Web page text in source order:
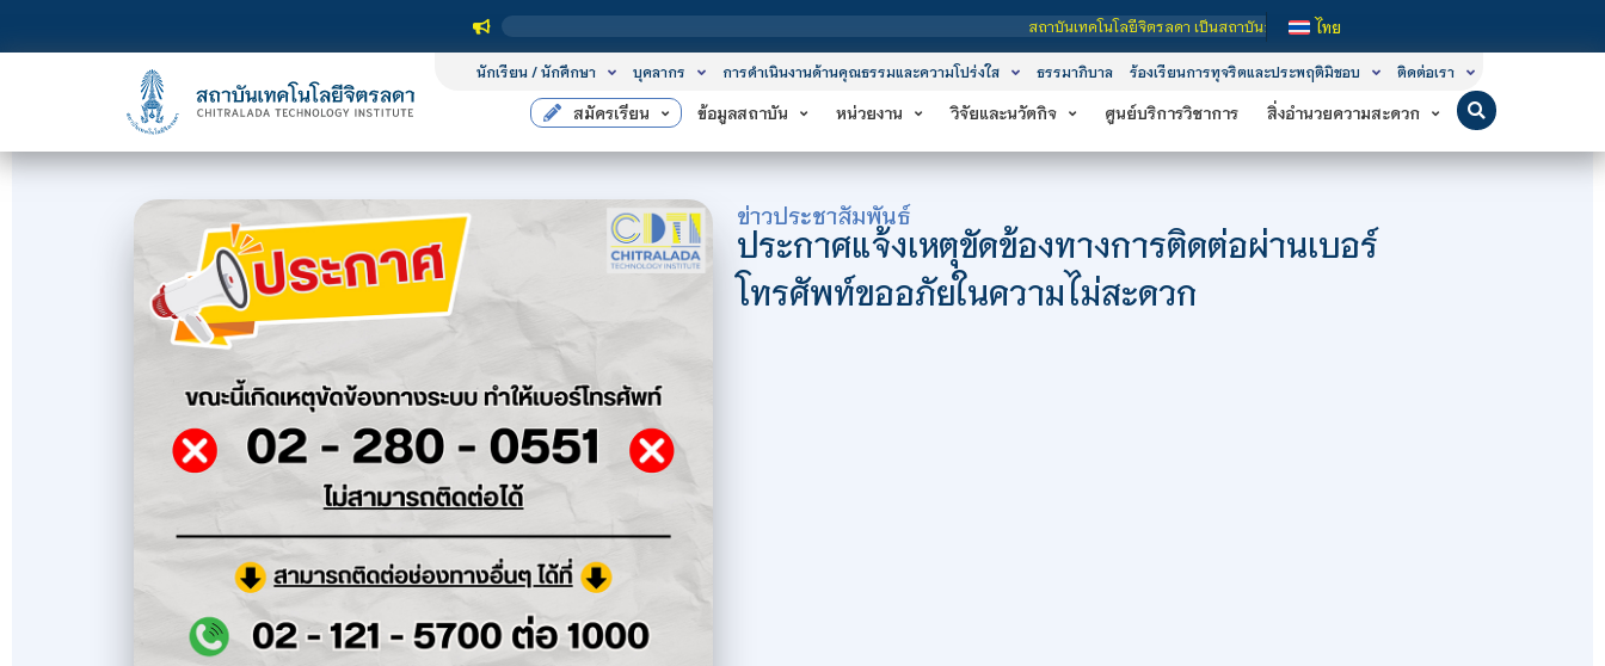
สถาบันเทคโนโลยีจิตรลดา เป็นสถาบันอุดมศึกษาในกำกับของรัฐ เปิดหลักสูตรการเรียนการสอน 3 ระดับ คือ ระ
ไทย
นักเรียน / นักศึกษา บุคลากร การดำเนินงานด้านคุณธรรมและความโปร่งใส ธรรมาภิบาล ร้องเรียนการทุจริตและประพฤติมิชอบ ติดต่อเรา
สมัครเรียน ข้อมูลสถาบัน หน่วยงาน วิจัยและนวัตกิจ ศูนย์บริการวิชาการ สิ่งอำนวยความสะดวก
ข่าวประชาสัมพันธ์
ประกาศแจ้งเหตุขัดข้องทางการติดต่อผ่านเบอร์
โทรศัพท์ขออภัยในความไม่สะดวก